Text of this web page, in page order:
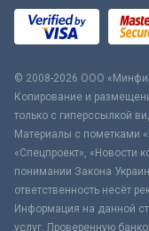
© 2008-2026 ООО
Копирование и
только с гиперссылкой
Материалы с пометками
«Спецпроект», «Новости
понимании Закона
ответственность несёт
Информация на данной
услуг. Проверенную